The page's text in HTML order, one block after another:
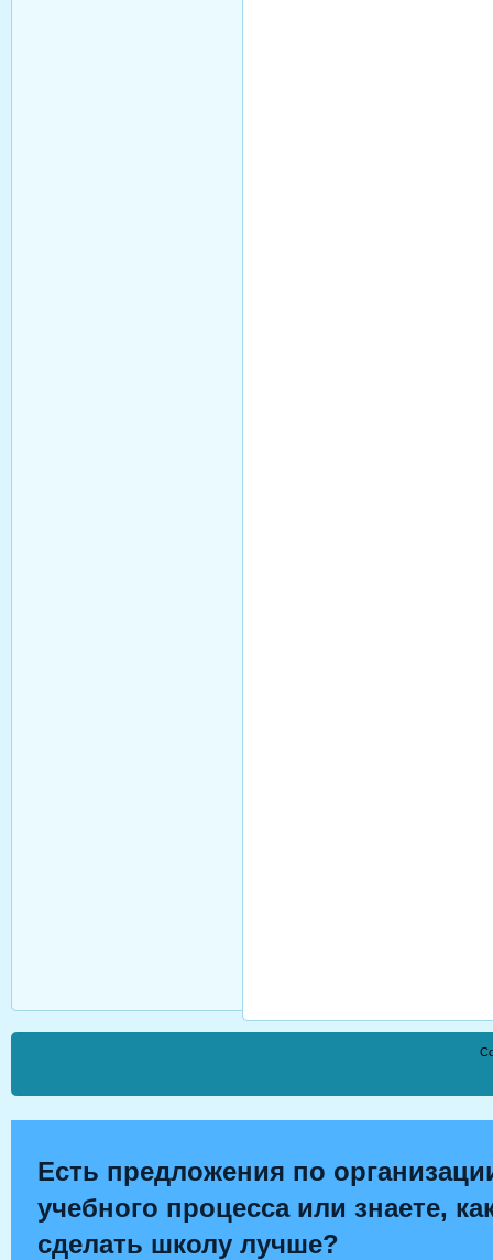
Есть предложения по
учебного процесса или знаете,
сделать школу лучше?